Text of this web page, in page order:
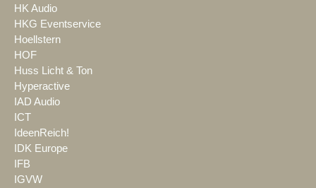
HK Audio
HKG Eventservice
Hoellstern
HOF
Huss Licht & Ton
Hyperactive
IAD Audio
ICT
IdeenReich!
IDK Europe
IFB
IGVW